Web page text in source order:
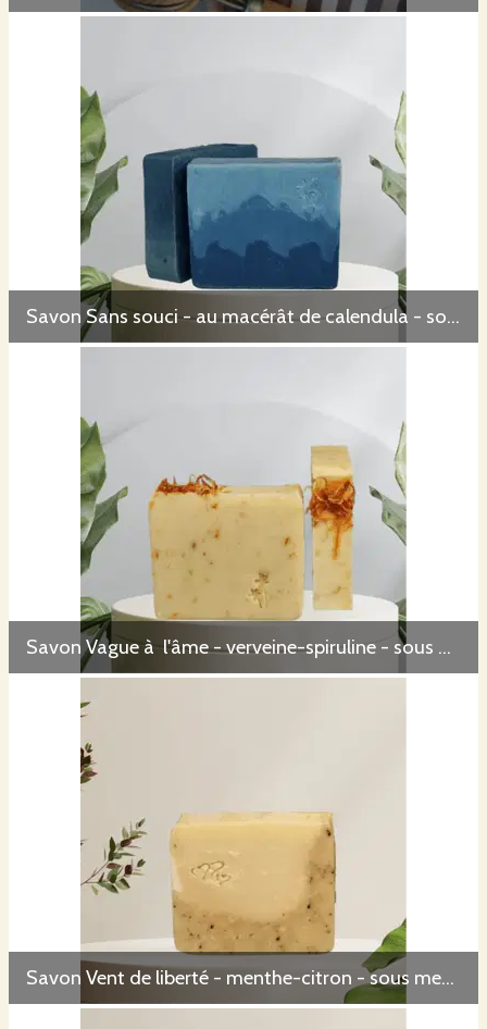
Savon Sans souci - au macérât de calendula - sous mention Nature et Progrès
Savon Vague à l'âme - verveine-spiruline - sous mention Nature et Progrès
Savon Vent de liberté - menthe-citron - sous mention Nature et Progrès